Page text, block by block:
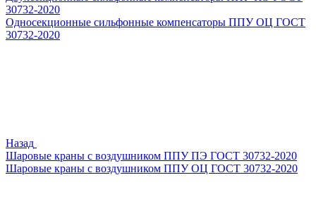
30732-2020
Односекционные сильфонные компенсаторы ППУ ОЦ ГОСТ
30732-2020
Назад
Шаровые краны с воздушником ППУ ПЭ ГОСТ 30732-2020
Шаровые краны с воздушником ППУ ОЦ ГОСТ 30732-2020